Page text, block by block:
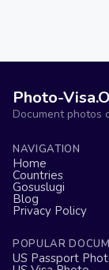
Photo-
Document photos
NAVIGATION
Home
Countries
Gosuslugi
Blog
Privacy Policy
POPULAR
US Passport